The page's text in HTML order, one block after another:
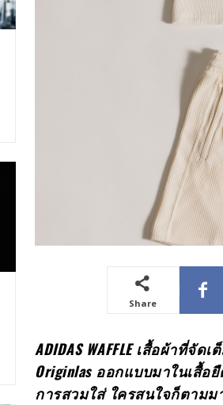
Share
ADIDAS WAFFLE เสื้อผ้าที่จัดเ
Originlas ออกแบบมาในเสื้อ
การสวมใส่ใครสนใจก็ตามม